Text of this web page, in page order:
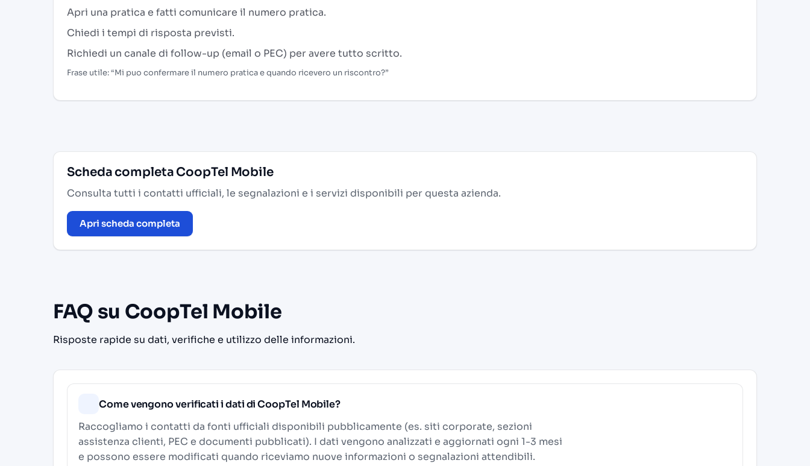
Apri una pratica e fatti comunicare il numero pratica.
Chiedi i tempi di risposta previsti.
Richiedi un canale di follow-up (email o PEC) per avere tutto scritto.
Frase utile: “Mi puo confermare il numero pratica e quando ricevero un riscontro?”
Scheda completa CoopTel Mobile
Consulta tutti i contatti ufficiali, le segnalazioni e i servizi disponibili per questa azienda.
Apri scheda completa
FAQ su CoopTel Mobile
Risposte rapide su dati, verifiche e utilizzo delle informazioni.
Come vengono verificati i dati di CoopTel Mobile?
Raccogliamo i contatti da fonti ufficiali disponibili pubblicamente (es. siti corporate, sezioni
assistenza clienti, PEC e documenti pubblicati). I dati vengono analizzati e aggiornati ogni 1-3 mesi
e possono essere modificati quando riceviamo nuove informazioni o segnalazioni attendibili.